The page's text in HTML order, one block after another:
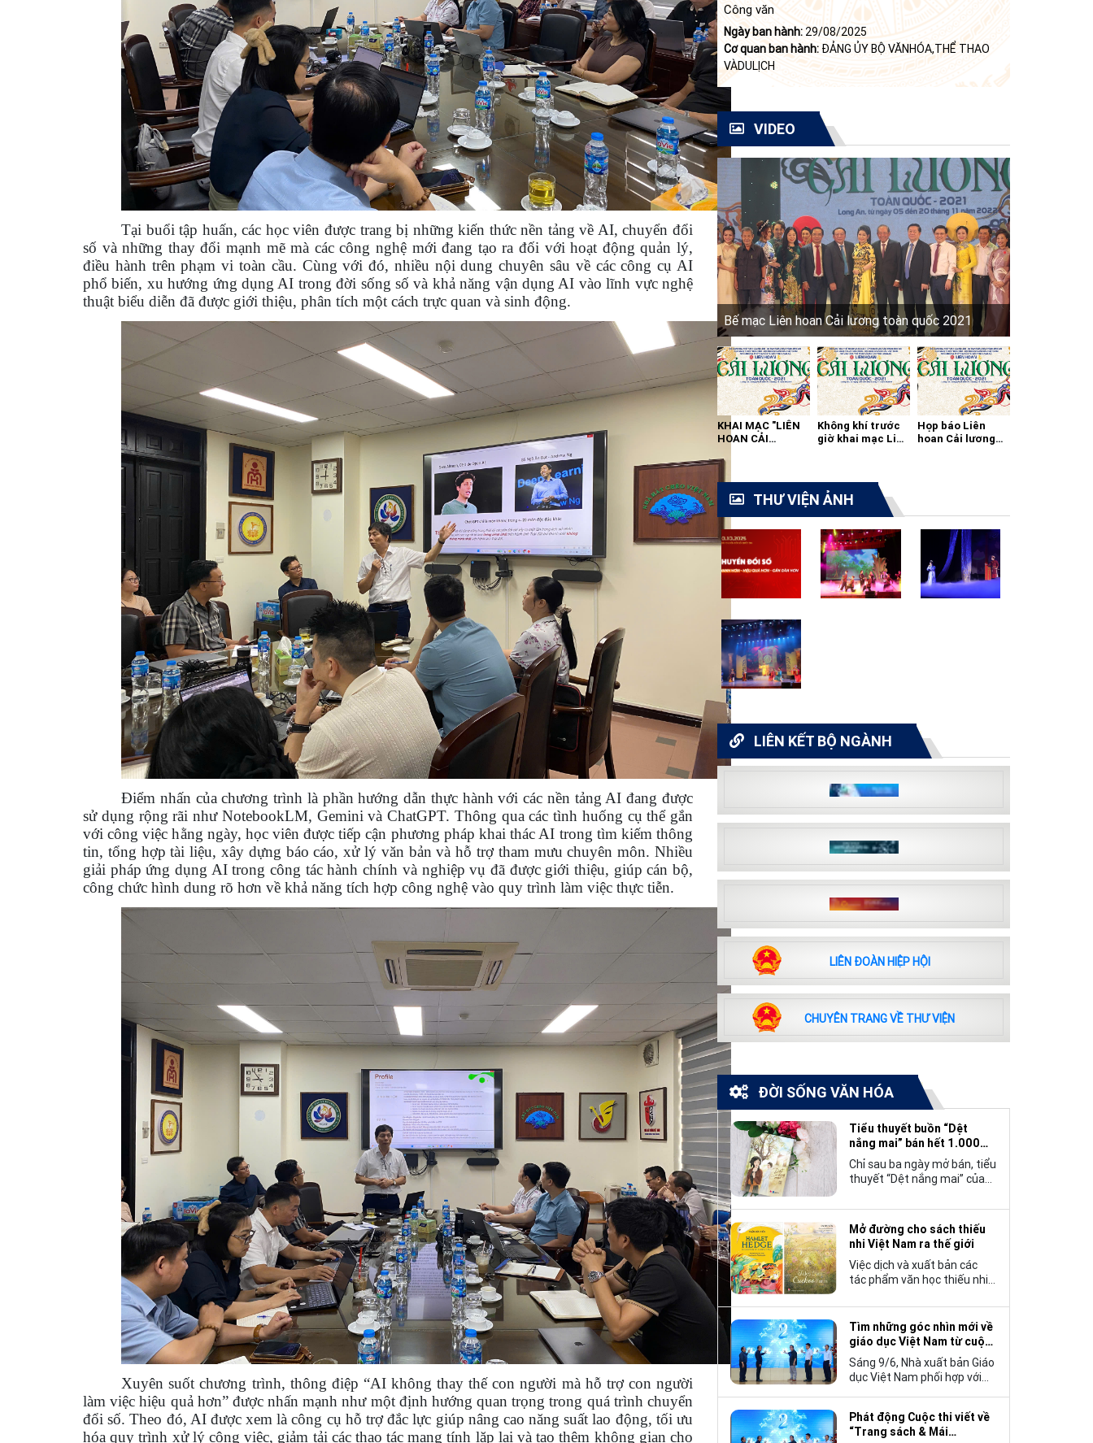
Tại buổi tập huấn, các học viên được trang bị những kiến thức nền tảng về AI, chuyển đổi
số và những thay đổi mạnh mẽ mà các công nghệ mới đang tạo ra đối với hoạt động quản lý,
điều hành trên phạm vi toàn cầu. Cùng với đó, nhiều nội dung chuyên sâu về các công cụ AI
phổ biến, xu hướng ứng dụng AI trong đời sống số và khả năng vận dụng AI vào lĩnh vực nghệ
thuật biểu diễn đã được giới thiệu, phân tích một cách trực quan và sinh động.
Điểm nhấn của chương trình là phần hướng dẫn thực hành với các nền tảng AI đang được
sử dụng rộng rãi như NotebookLM, Gemini và ChatGPT. Thông qua các tình huống cụ thể gắn
với công việc hằng ngày, học viên được tiếp cận phương pháp khai thác AI trong tìm kiếm thông
tin, tổng hợp tài liệu, xây dựng báo cáo, xử lý văn bản và hỗ trợ tham mưu chuyên môn. Nhiều
giải pháp ứng dụng AI trong công tác hành chính và nghiệp vụ đã được giới thiệu, giúp cán bộ,
công chức hình dung rõ hơn về khả năng tích hợp công nghệ vào quy trình làm việc thực tiễn.
Xuyên suốt chương trình, thông điệp “AI không thay thế con người mà hỗ trợ con người
làm việc hiệu quả hơn” được nhấn mạnh như một định hướng quan trọng trong quá trình chuyển
đổi số. Theo đó, AI được xem là công cụ hỗ trợ đắc lực giúp nâng cao năng suất lao động, tối ưu
hóa quy trình xử lý công việc, giảm tải các thao tác mang tính lặp lại và tạo thêm không gian cho
Công văn
Ngày ban hành: 29/08/2025
Cơ quan ban hành: ĐẢNG ỦY BỘ VĂNHÓA,THỂ THAO
VÀDULỊCH
VIDEO
Bế mạc Liên hoan Cải lương toàn quốc 2021
KHAI MẠC "LIÊN
HOAN CẢI
QUỐC - 2021"
Không khí trước
giờ khai mạc Liên
Họp báo Liên
hoan Cải lương
THƯ VIỆN ẢNH
LIÊN KẾT BỘ NGÀNH
LIÊN ĐOÀN HIỆP HỘI
CHUYÊN TRANG VỀ THƯ VIỆN
ĐỜI SỐNG VĂN HÓA
Tiểu thuyết buồn “Dệt
nắng mai” bán hết 1.000
bản trong 3 ngày
Chỉ sau ba ngày mở bán, tiểu
thuyết “Dệt nắng mai” của
nên một hiện tượng đáng
chú ý trong làng văn chương
trẻ khi cán mốc 1.000 bản
tiêu thụ.
Mở đường cho sách thiếu
nhi Việt Nam ra thế giới
Việc dịch và xuất bản các
tác phẩm văn học thiếu nhi
không chỉ mở rộng cơ hội
tiếp cận cho độc giả quốc tế,
mà còn góp phần đưa những
câu chuyện mang đậm bản
sắc văn hóa Việt Nam bước
ra thế giới.
Tìm những góc nhìn mới về
giáo dục Việt Nam từ cuộc
thi viết “Trang sách và Mái
trường”
Sáng 9/6, Nhà xuất bản Giáo
dục Việt Nam phối hợp với
viết về “Trang sách và Mái
trường”, hướng tới kỷ niệm
Phát động Cuộc thi viết về
“Trang sách & Mái